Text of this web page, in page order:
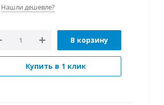
Нашли дешевле?
В корзину
Купить в 1 клик